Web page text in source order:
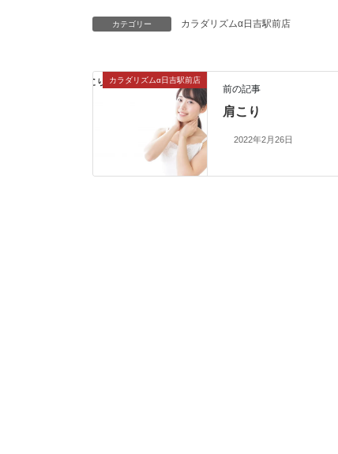
カテゴリー カラダリズムα日吉駅前店
カラダリズムα日吉駅前店
前の記事
肩こり
2022年2月26日